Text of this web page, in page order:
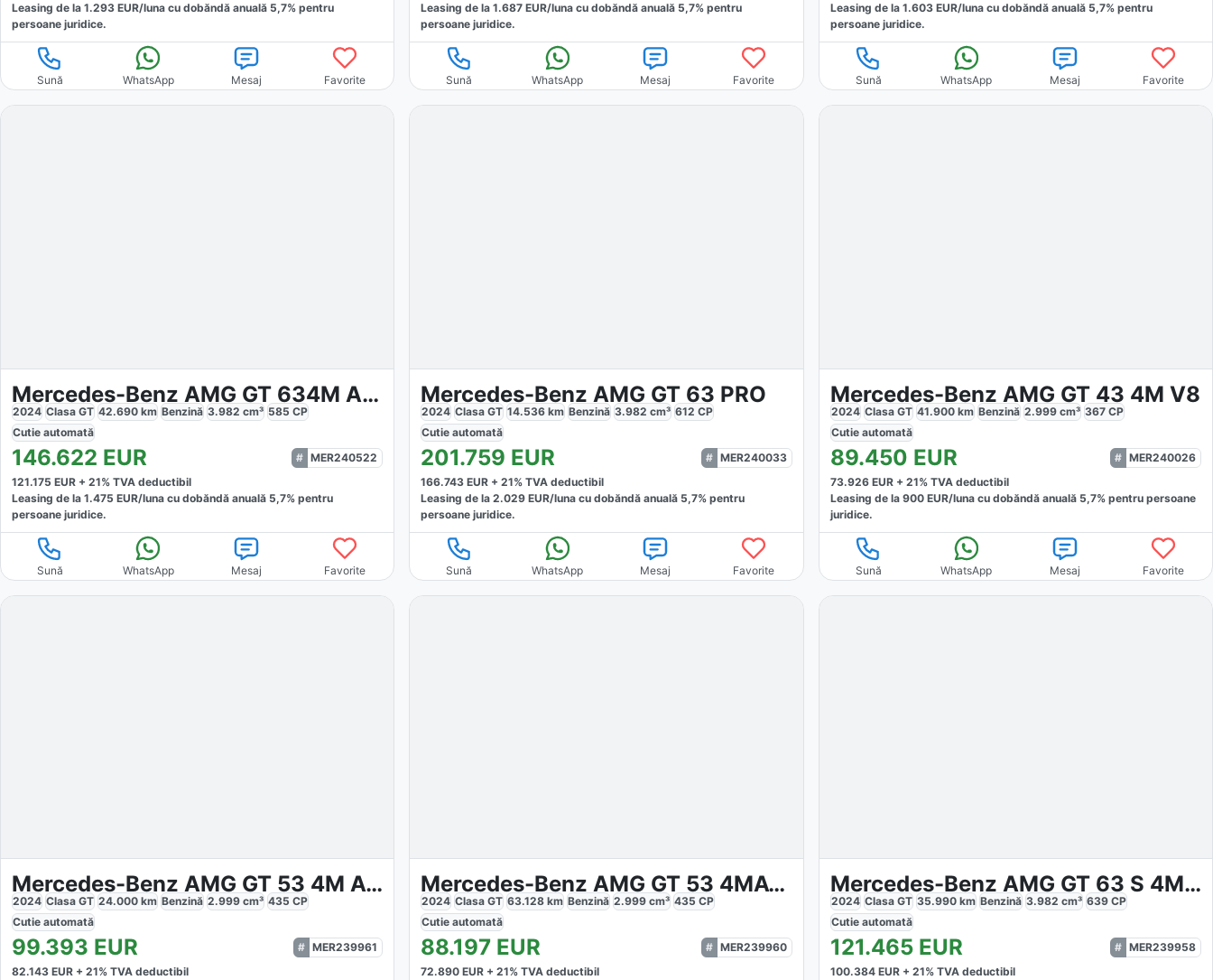
Leasing de la 1.293 EUR/luna cu dobăndă anuală 5,7% pentru
persoane juridice.
Sună WhatsApp Mesaj Favorite
Leasing de la1.687 EUR/luna cu dobăndă anuală 5,7% pentru
persoane juridice.
Sună WhatsApp Mesaj Favorite
Leasing de la 1.603EUR/lunacu dobăndă anuală 5,7% pentru
persoane juridice.
Sună WhatsApp Mesaj Favorite
Mercedes-Benz AMG GT 634M AMG Prem Night II
2024 Clasa GT 42.690 km Benzină 3.982 cm³ 585 CP
Cutie automată
146.622 EUR
MER240522
121.175 EUR + 21% TVA deductibil
Leasing de la 1.475 EUR/luna cu dobăndă anuală 5,7% pentru
persoane juridice.
Sună WhatsApp Mesaj Favorite
Mercedes-Benz AMG GT 63 PRO
2024 Clasa GT 14.536 km Benzină 3.982 cm³ 612 CP
Cutieautomată
201.759 EUR
MER240033
166.743 EUR +21% TVA deductibil
Leasing de la2.029 EUR/luna cu dobăndă anuală 5,7% pentru
persoane juridice.
Sună WhatsApp Mesaj Favorite
Mercedes-Benz AMG GT 43 4M V8
2024 Clasa GT 41.900km Benzină 2.999cm³ 367CP
Cutie automată
89.450 EUR
MER240026
73.926EUR + 21% TVA deductibil
Leasing de la 900EUR/lunacu dobăndă anuală 5,7% pentru persoane
juridice.
Sună WhatsApp Mesaj Favorite
Mercedes-Benz AMG GT 53 4M Aero Sport
2024 Clasa GT 24.000 km Benzină 2.999 cm³ 435 CP
Cutie automată
99.393 EUR
MER239961
82.143 EUR + 21% TVA deductibil
Mercedes-Benz AMG GT 53 4MATIC
2024 Clasa GT 63.128 km Benzină 2.999 cm³ 435 CP
Cutieautomată
88.197 EUR
MER239960
72.890 EUR +21% TVA deductibil
Mercedes-Benz AMG GT 63 S 4Matic
2024 Clasa GT 35.990km Benzină 3.982 cm³ 639CP
Cutie automată
121.465EUR
MER239958
100.384EUR + 21% TVA deductibil